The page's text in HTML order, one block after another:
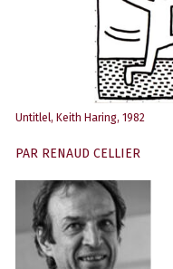
Untitlel, Keith Haring, 1982
PAR RENAUD CELLIER